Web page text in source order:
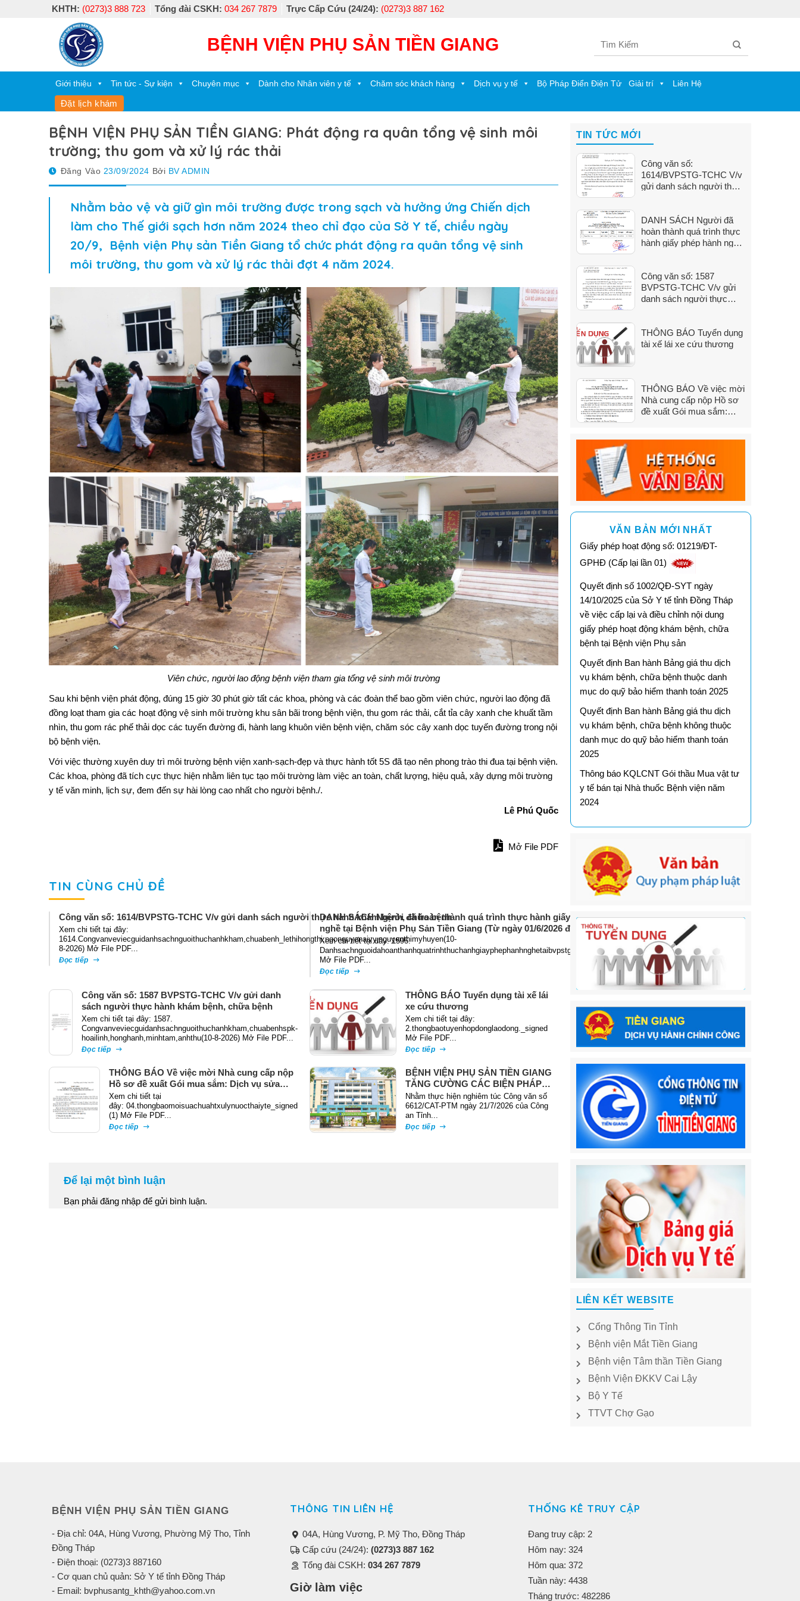
KHTH: (0273)3 888 723 Tổng đài CSKH: 034 267 7879 Trực Cấp Cứu (24/24): (0273)3 887 162
BỆNH VIỆN PHỤ SẢN TIỀN GIANG
Giới thiệu Tin tức - Sự kiện Chuyên mục Dành cho Nhân viên y tế Chăm sóc khách hàng Dịch vụ y tế Bộ Pháp Điển Điện Tử Giải trí Liên Hệ
Đặt lịch khám
BỆNH VIỆN PHỤ SẢN TIỀN GIANG: Phát động ra quân tổng vệ sinh môi
trường; thu gom và xử lý rác thải
Đăng Vào 23/09/2024 Bởi BV ADMIN
Nhằm bảo vệ và giữ gìn môi trường được trong sạch và hưởng ứng Chiến dịch
làm cho Thế giới sạch hơn năm 2024 theo chỉ đạo của Sở Y tế, chiều ngày
20/9, Bệnh viện Phụ sản Tiền Giang tổ chức phát động ra quân tổng vệ sinh
môi trường, thu gom và xử lý rác thải đợt 4 năm 2024.
Viên chức, người lao động bệnh viện tham gia tổng vệ sinh môi trường
Sau khi bệnh viện phát động, đúng 15 giờ 30 phút giờ tất các khoa, phòng và các đoàn thể bao gồm viên chức, người lao động đã
đồng loạt tham gia các hoạt động vệ sinh môi trường khu sân bãi trong bệnh viện, thu gom rác thải, cắt tỉa cây xanh che khuất tầm
nhìn, thu gom rác phế thải dọc các tuyến đường đi, hành lang khuôn viên bệnh viện, chăm sóc cây xanh dọc tuyến đường trong nội
bộ bệnh viện.
Với việc thường xuyên duy trì môi trường bệnh viện xanh-sạch-đẹp và thực hành tốt 5S đã tạo nên phong trào thi đua tại bệnh viện.
Các khoa, phòng đã tích cực thực hiện nhằm liên tục tạo môi trường làm việc an toàn, chất lượng, hiệu quả, xây dựng môi trường
y tế văn minh, lịch sự, đem đến sự hài lòng cao nhất cho người bệnh./.
Lê Phú Quốc
Mở File PDF
TIN CÙNG CHỦ ĐỀ
Công văn số: 1614/BVPSTG-TCHC V/v gửi danh sách người thực hành khám bệnh, chữa bệnh
Xem chi tiết tại đây:
1614.Congvanveviecguidanhsachnguoithuchanhkham,chuabenh_lethihongthi,ngonguyenaivy,nguyenthimyhuyen(10-
8-2026) Mở File PDF...
Đọc tiếp
DANH SÁCH Người đã hoàn thành quá trình thực hành giấy phép hành
nghề tại Bệnh viện Phụ Sản Tiền Giang (Từ ngày 01/6/2026 đến 31/7/2026)
Xem chi tiết tại đây: 1595.
Danhsachnguoidahoanthanhquatrinhthuchanhgiayphephanhnghetaibvpstg_bsphamhoaian
Mở File PDF...
Đọc tiếp
Công văn số: 1587 BVPSTG-TCHC V/v gửi danh
sách người thực hành khám bệnh, chữa bệnh
Xem chi tiết tại đây: 1587.
Congvanveviecguidanhsachnguoithuchanhkham,chuabenhspk-
hoailinh,honghanh,minhtam,anhthu(10-8-2026) Mở File PDF...
Đọc tiếp
THÔNG BÁO Tuyển dụng tài xế lái
xe cứu thương
Xem chi tiết tại đây:
2.thongbaotuyenhopdonglaodong._signed
Mở File PDF...
Đọc tiếp
THÔNG BÁO Về việc mời Nhà cung cấp nộp
Hồ sơ đề xuất Gói mua sắm: Dịch vụ sửa
chữa hệ thống xử lý nước thải y tế
Xem chi tiết tại
đây: 04.thongbaomoisuachuahtxulynuocthaiyte_signed
(1) Mở File PDF...
Đọc tiếp
BỆNH VIỆN PHỤ SẢN TIỀN GIANG
TĂNG CƯỜNG CÁC BIỆN PHÁP
PHÒNG NGỪA, ĐẤU TRANH VỚI
TỘI PHẠM TRỘM CẮP TÀI SẢN
Nhằm thực hiện nghiêm túc Công văn số
6612/CAT-PTM ngày 21/7/2026 của Công
an Tỉnh...
Đọc tiếp
Để lại một bình luận
Bạn phải đăng nhậpđể gửi bình luận.
TIN TỨC MỚI
Công văn số:
1614/BVPSTG-TCHC V/v
gửi danh sách người thực
DANH SÁCH Người đã
hoàn thành quá trình thực
hành giấy phép hành nghề
đến 31/7/2026)
Công văn số: 1587
BVPSTG-TCHC V/v gửi
danh sách người thực
THÔNG BÁO Tuyển dụng
tài xế lái xe cứu thương
THÔNG BÁO Về việc mời
Nhà cung cấp nộp Hồ sơ
đề xuất Gói mua sắm:
VĂN BẢN MỚI NHẤT
Giấy phép hoạt động số: 01219/ĐT-
GPHĐ (Cấp lại lần 01)
Quyết định số 1002/QĐ-SYT ngày
14/10/2025 của Sở Y tế tỉnh Đồng Tháp
về việc cấp lại và điều chỉnh nội dung
giấy phép hoạt động khám bệnh, chữa
bệnh tại Bệnh viện Phụ sản
Quyết định Ban hành Bảng giá thu dịch
vụ khám bệnh, chữa bệnh thuộc danh
mục do quỹ bảo hiểm thanh toán 2025
Quyết định Ban hành Bảng giá thu dịch
vụ khám bệnh, chữa bệnh không thuộc
danh mục do quỹ bảo hiểm thanh toán
2025
Thông báo KQLCNT Gói thầu Mua vật tư
y tế bán tại Nhà thuốc Bệnh viện năm
2024
LIÊN KẾT WEBSITE
Cổng Thông Tin Tỉnh
Bệnh viện Mắt Tiền Giang
Bệnh viện Tâm thần Tiền Giang
Bệnh Viện ĐKKV Cai Lậy
Bộ Y Tế
TTVT Chợ Gạo
BỆNH VIỆN PHỤ SẢN TIỀN GIANG
- Địa chỉ: 04A, Hùng Vương, Phường Mỹ Tho, Tỉnh
Đồng Tháp
- Điện thoại: (0273)3 887160
- Cơ quan chủ quản: Sở Y tế tỉnh Đồng Tháp
- Email: bvphusantg_khth@yahoo.com.vn
THÔNG TIN LIÊN HỆ
04A, Hùng Vương, P. Mỹ Tho, Đồng Tháp
Cấp cứu (24/24): (0273)3 887 162
Tổng đài CSKH: 034 267 7879
Giờ làm việc
THỐNG KÊ TRUY CẬP
Đang truy cập: 2
Hôm nay: 324
Hôm qua: 372
Tuần này: 4438
Tháng trước: 482286